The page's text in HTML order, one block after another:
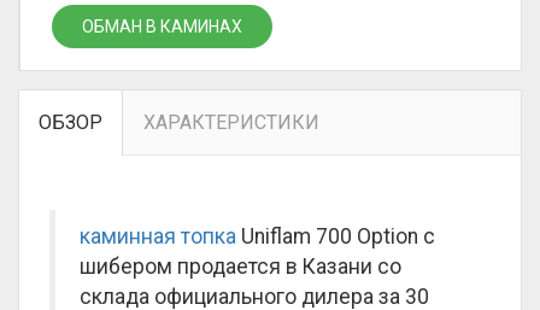
ОБМАН В КАМИНАХ
ОБЗОР ХАРАКТЕРИСТИКИ
каминная топка Uniflam 700 Option с
шибером продается в Казани со
склада официального дилера за 30